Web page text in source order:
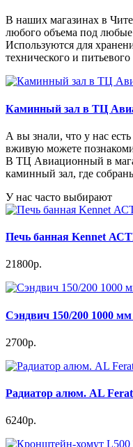
В наших магазинах в
любого объема под
Используются для
технического и
Каминный зал в ТЦ
А вы знали, что у нас
вживую можете
В ТЦ Авиационный в
каминный зал, где
У нас часто выбирают
Печь банная Kennet
21800р.
Сэндвич 150/200 1000
2700р.
Радиатор алюм. AL
6240р.